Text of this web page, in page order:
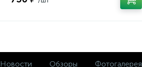
Новости Обзоры Фотогалерея